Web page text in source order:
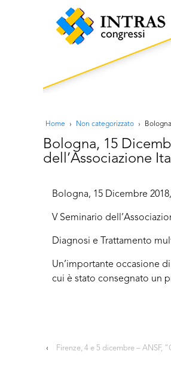
Home › Non categorizzato ›
Bologna, 15
dell’Associazione
Bologna, 15 Dicembre
V Seminario
Diagnosi e Trattamento
Un’importante occasione
cui è stato consegnato un
‹ Firenze, 4 e 5 dicembre – ANSF,